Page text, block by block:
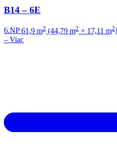
B14 – 6E
6.NP 61,9 m2 (44,79 m2 + 17,11 m2)
– Viac